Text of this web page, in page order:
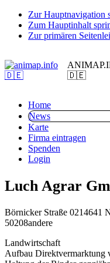
Zur Hauptnavigation
Zum Hauptinhalt
Zur primären
🇩🇪
Home
News
Karte
Firma eintragen
Spenden
Login
Luch Agrar
Börnicker Straße 0214641
50208andere
Landwirtschaft
Aufbau Direktvermarktung